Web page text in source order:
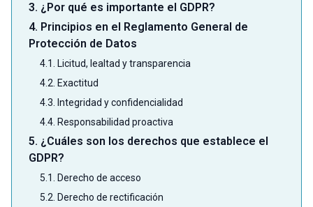
3. ¿Por qué es importante el GDPR?
4. Principios en el Reglamento General de
Protección de Datos
4.1. Licitud, lealtad y transparencia
4.2. Exactitud
4.3. Integridad y confidencialidad
4.4. Responsabilidad proactiva
5. ¿Cuáles son los derechos que establece el
GDPR?
5.1. Derecho de acceso
5.2. Derecho de rectificación